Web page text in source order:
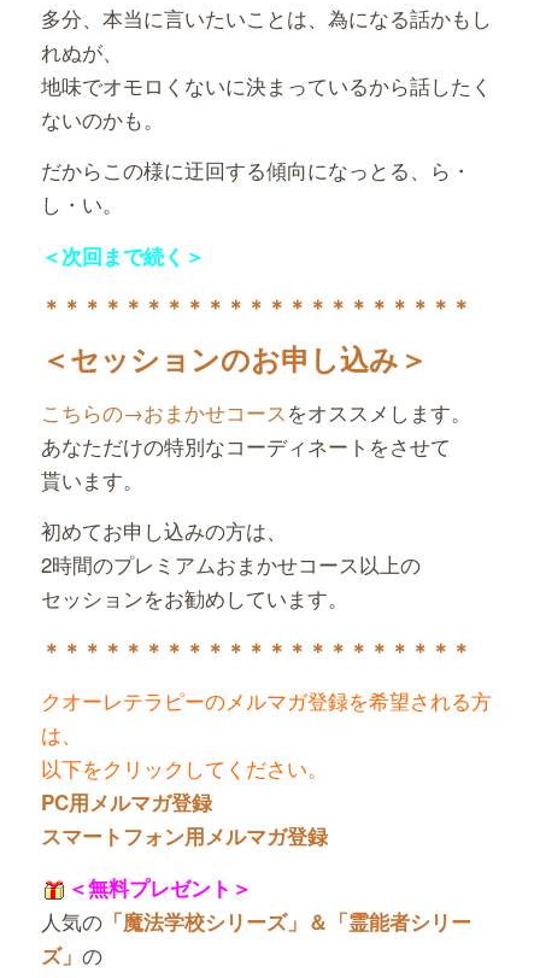
多分、本当に言いたいことは、為になる話かもし
れぬが、
地味でオモロくないに決まっているから話したく
ないのかも。
だからこの様に迂回する傾向になっとる、ら・
し・い。
＜次回まで続く＞
＊＊＊＊＊＊＊＊＊＊＊＊＊＊＊＊＊＊＊＊＊
＜セッションのお申し込み＞
こちらの→おまかせコース をオススメします。
あなただけの特別なコーディネートをさせて
貰います。
初めてお申し込みの方は、
2時間のプレミアムおまかせコース以上の
セッションをお勧めしています。
＊＊＊＊＊＊＊＊＊＊＊＊＊＊＊＊＊＊＊＊＊
クオーレテラピーのメルマガ登録を希望される方
は、
以下をクリックしてください。
PC用メルマガ登録
スマートフォン用メルマガ登録
＜無料プレゼント＞
人気の「魔法学校シリーズ」＆「霊能者シリー
ズ」 の